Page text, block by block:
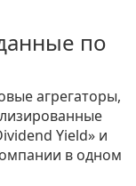
по
агрегаторы,
Yield» и
в одном